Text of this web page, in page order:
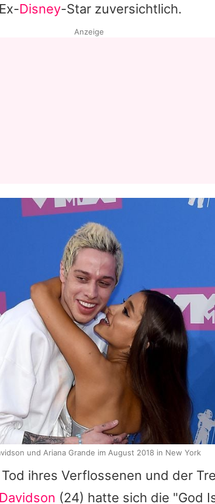
Disney-Star zuversichtlich.
ihres Verflossenen und der
(24) hatte sich die "God
Anzeige
und Ariana Grande im August 2018 in New York